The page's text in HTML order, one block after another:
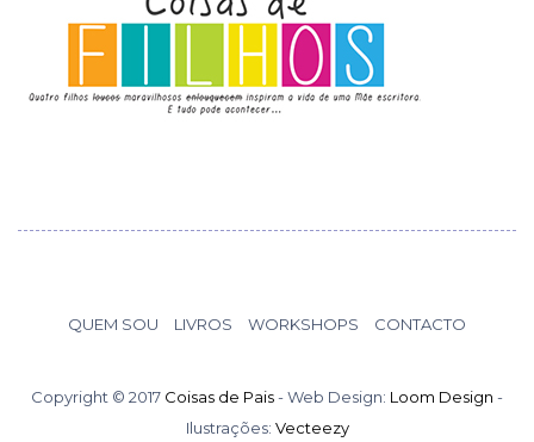
QUEM SOU LIVROS WORKSHOPS CONTACTO
Copyright © 2017 Coisas de Pais- Web Design: Loom Design -
Ilustrações: Vecteezy